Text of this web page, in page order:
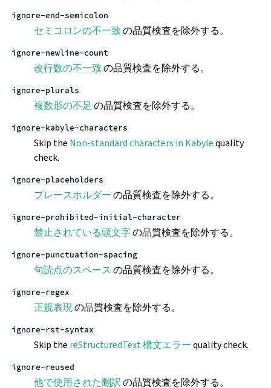
ignore-end-semicolon
セミコロンの不一致の品質検査を除外する。
ignore-newline-count
改行数の不一致の品質検査を除外する。
ignore-plurals
複数形の不足 の品質検査を除外する。
ignore-kabyle-characters
Skip the Non‑standard characters in Kabylequality
check.
ignore-placeholders
プレースホルダーの品質検査を除外する。
ignore-prohibited-initial-character
禁止されている頭文字の品質検査を除外する。
ignore-punctuation-spacing
句読点のスペース の品質検査を除外する。
ignore-regex
正規表現の品質検査を除外する。
ignore-rst-syntax
Skip the reStructuredText 構文エラーquality check.
ignore-reused
他で使用された翻訳 の品質検査を除外する。